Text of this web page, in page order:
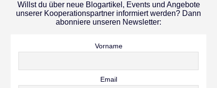
Willst du über neue Blogartikel, Events und Angebote
unserer Kooperationspartner informiert werden? Dann
abonniere unseren Newsletter:
Vorname
Email